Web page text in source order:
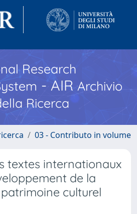
Research
- AIR Archivio
Ricerca
03 - Contributo in volume
textes internationaux
de la
culturel